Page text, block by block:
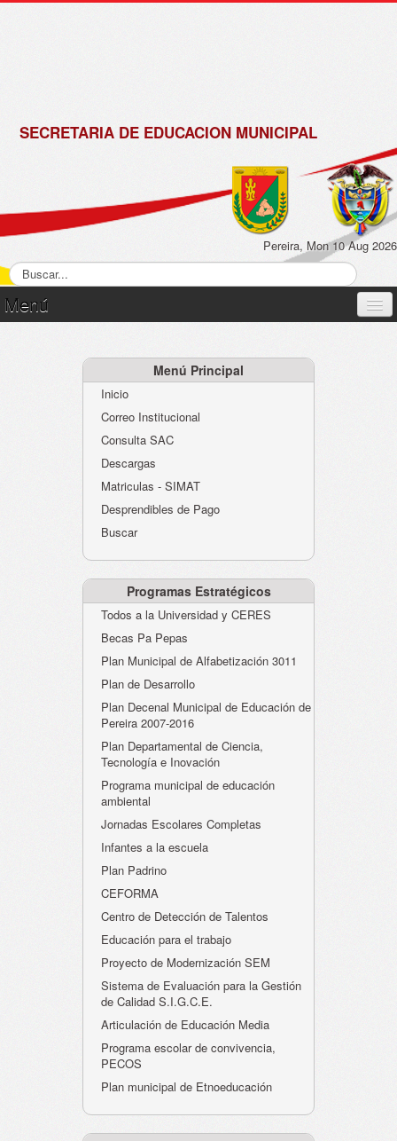
SECRETARIA DE EDUCACION MUNICIPAL
Pereira, Mon 10 Aug 2026
Menú
Atención al Ciudadano
Instituciones Educativas
Despacho Secretaría
Evaluación desempeño
Humano-Cesantías
Menú Principal
Inicio
Correo Institucional
Consulta SAC
Descargas
Matriculas - SIMAT
Desprendibles de Pago
Buscar
Programas Estratégicos
Todos a la Universidad y CERES
Becas Pa Pepas
Plan Municipal de Alfabetización 3011
Plan de Desarrollo
Plan Decenal Municipal de Educación de
Pereira 2007-2016
Plan Departamental de Ciencia,
Tecnología e Inovación
Programa municipal de educación
ambiental
Jornadas Escolares Completas
Infantes a la escuela
Plan Padrino
CEFORMA
Centro de Detección de Talentos
Educación para el trabajo
Proyecto de Modernización SEM
Sistema de Evaluación para la Gestión
de Calidad S.I.G.C.E.
Articulación de Educación Media
Programa escolar de convivencia,
PECOS
Plan municipal de Etnoeducación
de